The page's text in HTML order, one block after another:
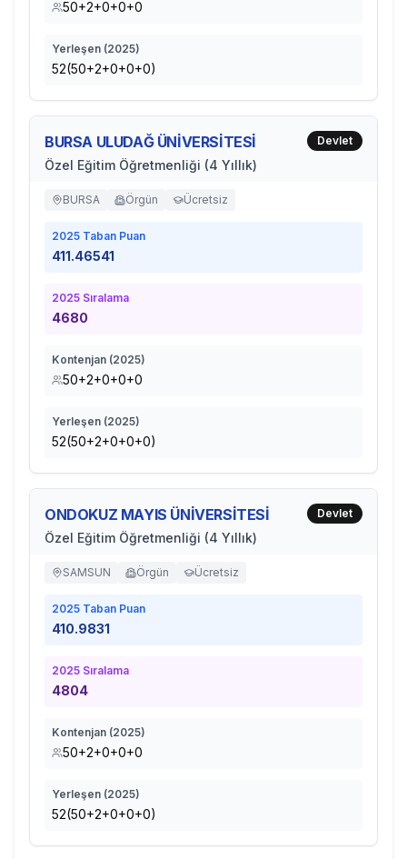
50+2+0+0+0
Yerleşen (2025)
52(50+2+0+0+0)
BURSA ULUDAĞ ÜNİVERSİTESİ
Özel Eğitim Öğretmenliği (4 Yıllık)
Devlet
BURSA Örgün Ücretsiz
2025 Taban Puan
411.46541
2025 Sıralama
4680
Kontenjan (2025)
50+2+0+0+0
Yerleşen (2025)
52(50+2+0+0+0)
ONDOKUZ MAYIS ÜNİVERSİTESİ
Özel Eğitim Öğretmenliği (4 Yıllık)
Devlet
SAMSUN Örgün Ücretsiz
2025 Taban Puan
410.9831
2025 Sıralama
4804
Kontenjan (2025)
50+2+0+0+0
Yerleşen (2025)
52(50+2+0+0+0)